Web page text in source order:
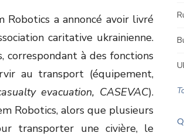
a annoncé avoir livré
caritative ukrainienne.
correspondant à des fonctions
au transport (équipement,
evacuation, CASEVAC).
Robotics, alors que plusieurs
transporter une civière, le